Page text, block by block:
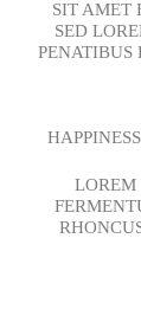
SIT AMET
SED
PENATIBUS
LOREM